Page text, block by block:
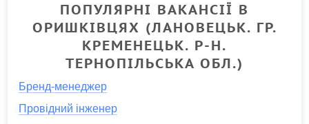
ПОПУЛЯРНІ ВАКАНСІЇ В
ОРИШКІВЦЯХ (ЛАНОВЕЦЬК. ГР.
КРЕМЕНЕЦЬК. Р-Н.
ТЕРНОПІЛЬСЬКА ОБЛ.)
Бренд-менеджер
Провідний інженер